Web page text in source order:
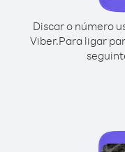
Discar o número
Viber.Para ligar